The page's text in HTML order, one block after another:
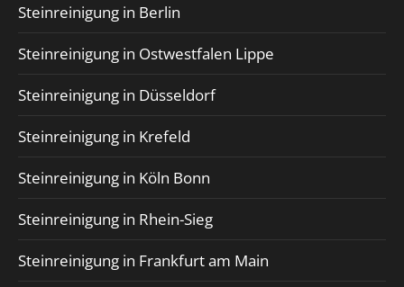
Steinreinigung in Berlin
Steinreinigung in Ostwestfalen Lippe
Steinreinigung in Düsseldorf
Steinreinigung in Krefeld
Steinreinigung in Köln Bonn
Steinreinigung in Rhein-Sieg
Steinreinigung in Frankfurt am Main